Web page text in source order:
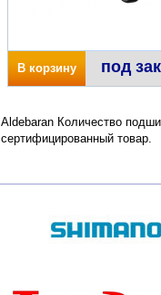
В корзину под
Aldebaran Количество
сертифицированный товар.